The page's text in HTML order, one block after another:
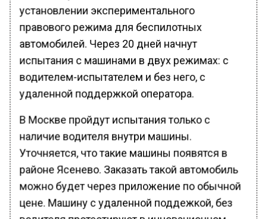
установлении экспериментального
правового режима для беспилотных
автомобилей. Через 20 дней начнут
испытания с машинами в двух режимах: с
водителем-испытателем и без него, с
удаленной поддержкой оператора.
В Москве пройдут испытания только с
наличие водителя внутри машины.
Уточняется, что такие машины появятся в
районе Ясенево. Заказать такой автомобиль
можно будет через приложение по обычной
цене. Машину с удаленной поддежкой, без